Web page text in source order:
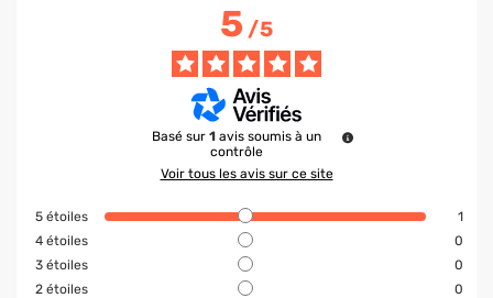
5/5
Basé sur 1 avis soumis à un
contrôle
Voir tous les avis sur ce site
5 étoiles
1
4 étoiles
0
3 étoiles
0
2 étoiles
0